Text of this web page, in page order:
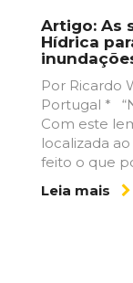
Artigo: As
Hídrica
Por Ricardo
Portugal *
Com este
localizada
feito o que
Leia mais